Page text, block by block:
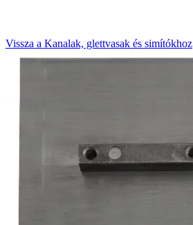
Vissza a Kanalak, glettvasak és simítókhoz